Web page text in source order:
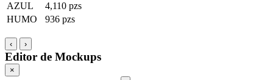
AZUL
4,110 pzs
HUMO
936 pzs
‹ ›
Editor de Mockups
×